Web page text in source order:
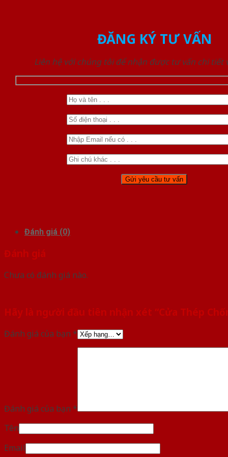
ĐĂNG KÝ TƯ VẤN
Liên hệ với chúng tôi để nhận được tư vấn chi tiết
Đánh giá (0)
Đánh giá
Chưa có đánh giá nào.
Hãy là người đầu tiên nhận xét “Cửa Thép
Đánh giá của bạn *
Đánh giá của bạn *
Tên
Email